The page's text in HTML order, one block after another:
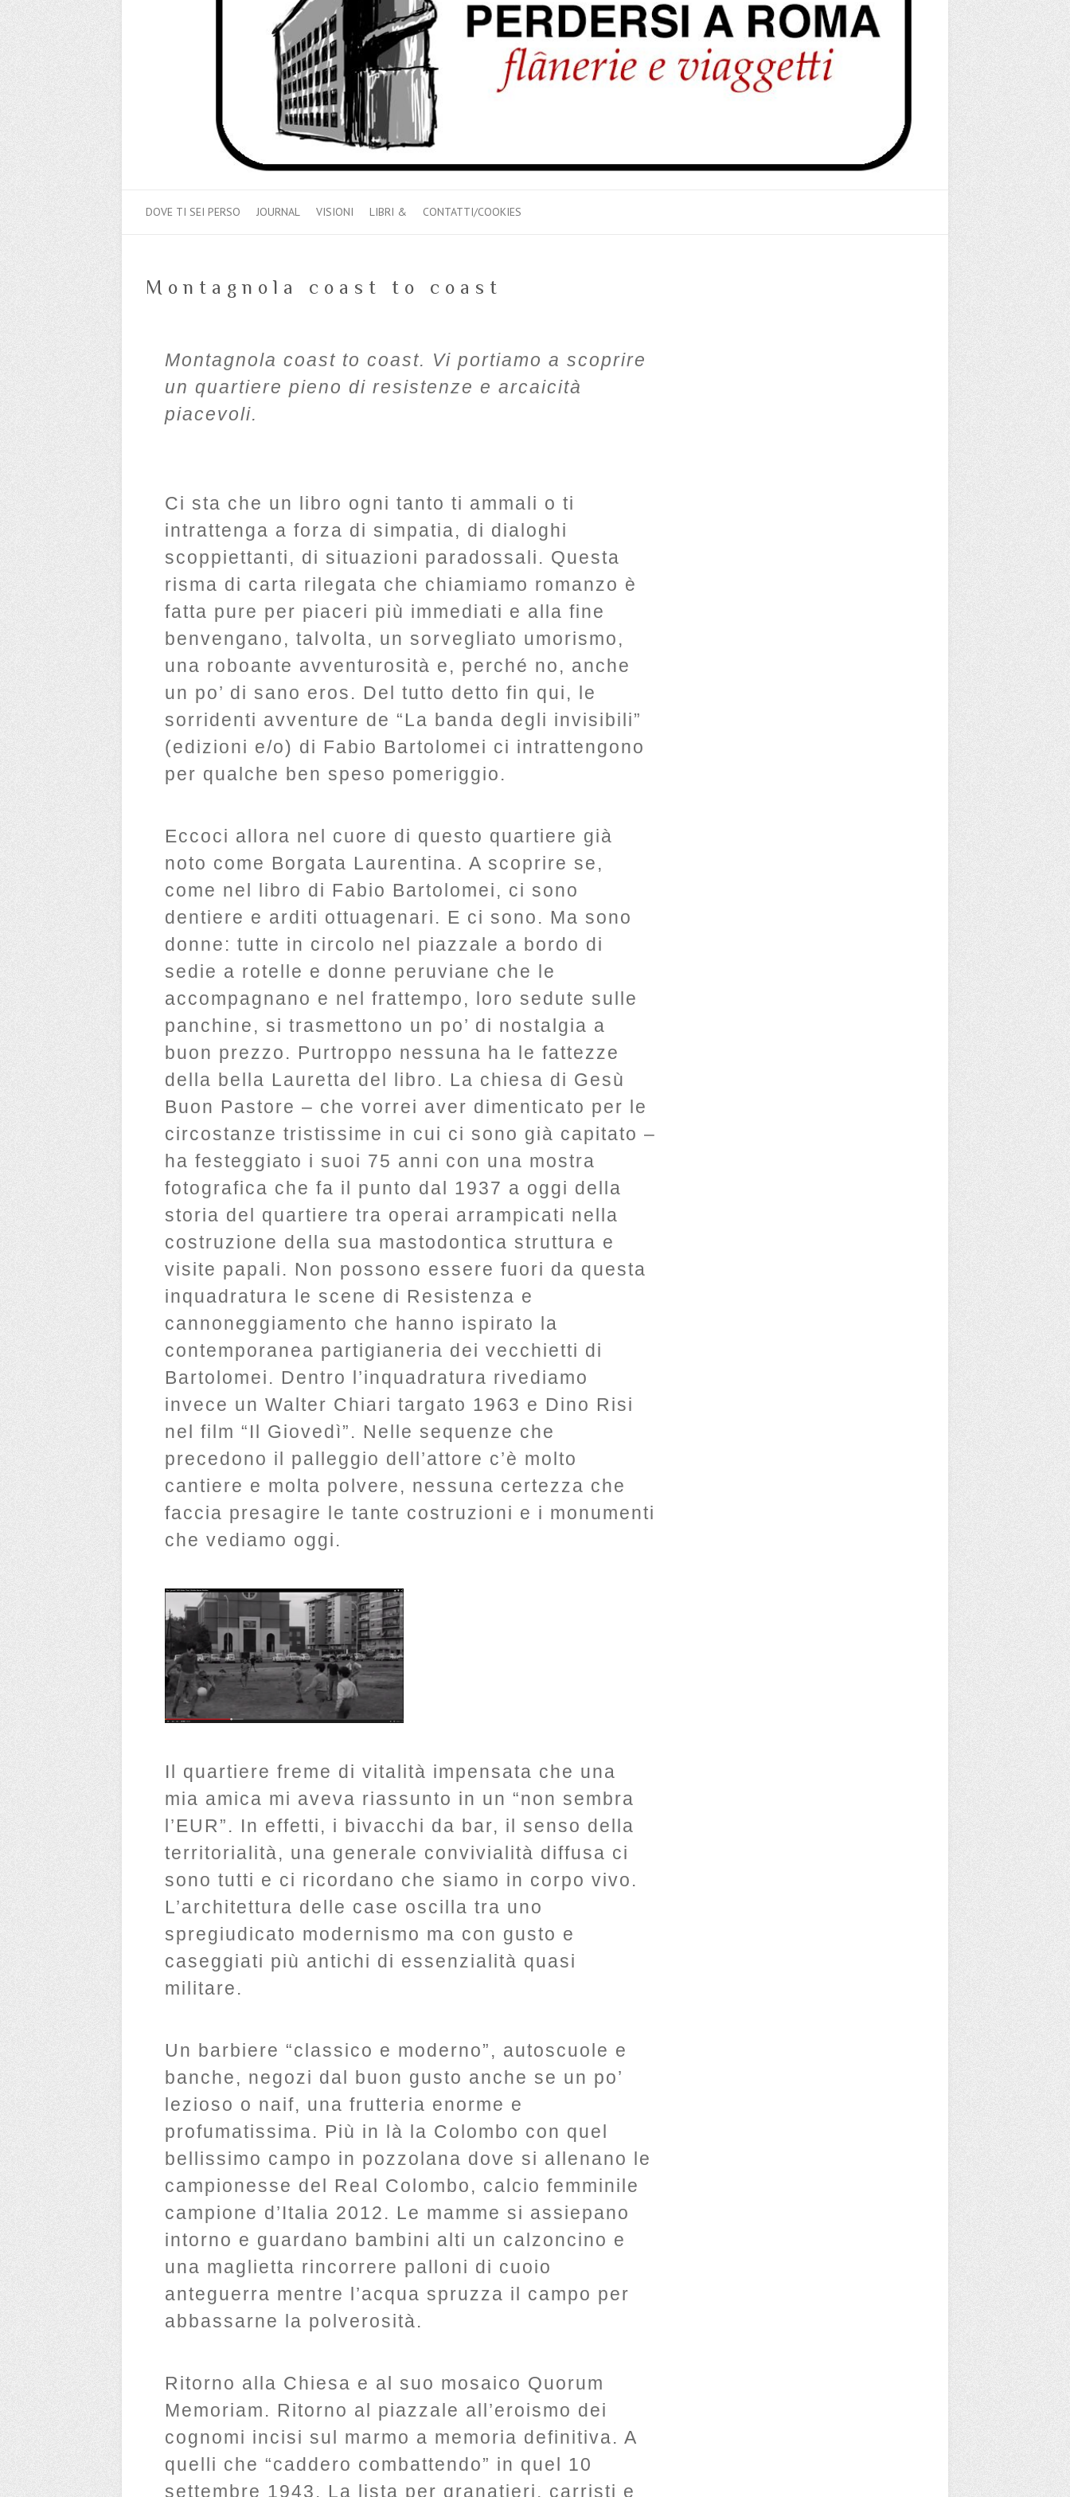
DOVE TI SEI PERSO JOURNAL VISIONI LIBRI & CONTATTI/COOKIES
Montagnola coast to coast
Montagnola coast to coast. Vi portiamo a scoprire
un quartiere pieno di resistenze e arcaicità
piacevoli.
Ci sta che un libro ogni tanto ti ammali o ti
intrattenga a forza di simpatia, di dialoghi
scoppiettanti, di situazioni paradossali. Questa
risma di carta rilegata che chiamiamo romanzo è
fatta pure per piaceri più immediati e alla fine
benvengano, talvolta, un sorvegliato umorismo,
una roboante avventurosità e, perché no, anche
un po’ di sano eros. Del tutto detto fin qui, le
sorridenti avventure de “La banda degli invisibili”
(edizioni e/o) di Fabio Bartolomei ci intrattengono
per qualche ben speso pomeriggio.
Eccoci allora nel cuore di questo quartiere già
noto come Borgata Laurentina. A scoprire se,
come nel libro di Fabio Bartolomei, ci sono
dentiere e arditi ottuagenari. E ci sono. Ma sono
donne: tutte in circolo nel piazzale a bordo di
sedie a rotelle e donne peruviane che le
accompagnano e nel frattempo, loro sedute sulle
panchine, si trasmettono un po’ di nostalgia a
buon prezzo. Purtroppo nessuna ha le fattezze
della bella Lauretta del libro. La chiesa di Gesù
Buon Pastore – che vorrei aver dimenticato per le
circostanze tristissime in cui ci sono già capitato –
ha festeggiato i suoi 75 anni con una mostra
fotografica che fa il punto dal 1937 a oggi della
storia del quartiere tra operai arrampicati nella
costruzione della sua mastodontica struttura e
visite papali. Non possono essere fuori da questa
inquadratura le scene di Resistenza e
cannoneggiamento che hanno ispirato la
contemporanea partigianeria dei vecchietti di
Bartolomei. Dentro l’inquadratura rivediamo
invece un Walter Chiari targato 1963 e Dino Risi
nel film “Il Giovedì”. Nelle sequenze che
precedono il palleggio dell’attore c’è molto
cantiere e molta polvere, nessuna certezza che
faccia presagire le tante costruzioni e i monumenti
che vediamo oggi.
Il quartiere freme di vitalità impensata che una
mia amica mi aveva riassunto in un “non sembra
l’EUR”. In effetti, i bivacchi da bar, il senso della
territorialità, una generale convivialità diffusa ci
sono tutti e ci ricordano che siamo in corpo vivo.
L’architettura delle case oscilla tra uno
spregiudicato modernismo ma con gusto e
caseggiati più antichi di essenzialità quasi
militare.
Un barbiere “classico e moderno”, autoscuole e
banche, negozi dal buon gusto anche se un po’
lezioso o naif, una frutteria enorme e
profumatissima. Più in là la Colombo con quel
bellissimo campo in pozzolana dove si allenano le
campionesse del Real Colombo, calcio femminile
campione d’Italia 2012. Le mamme si assiepano
intorno e guardano bambini alti un calzoncino e
una maglietta rincorrere palloni di cuoio
anteguerra mentre l’acqua spruzza il campo per
abbassarne la polverosità.
Ritorno alla Chiesa e al suo mosaico Quorum
Memoriam. Ritorno al piazzale all’eroismo dei
cognomi incisi sul marmo a memoria definitiva. A
quelli che “caddero combattendo” in quel 10
settembre 1943. La lista per granatieri, carristi e